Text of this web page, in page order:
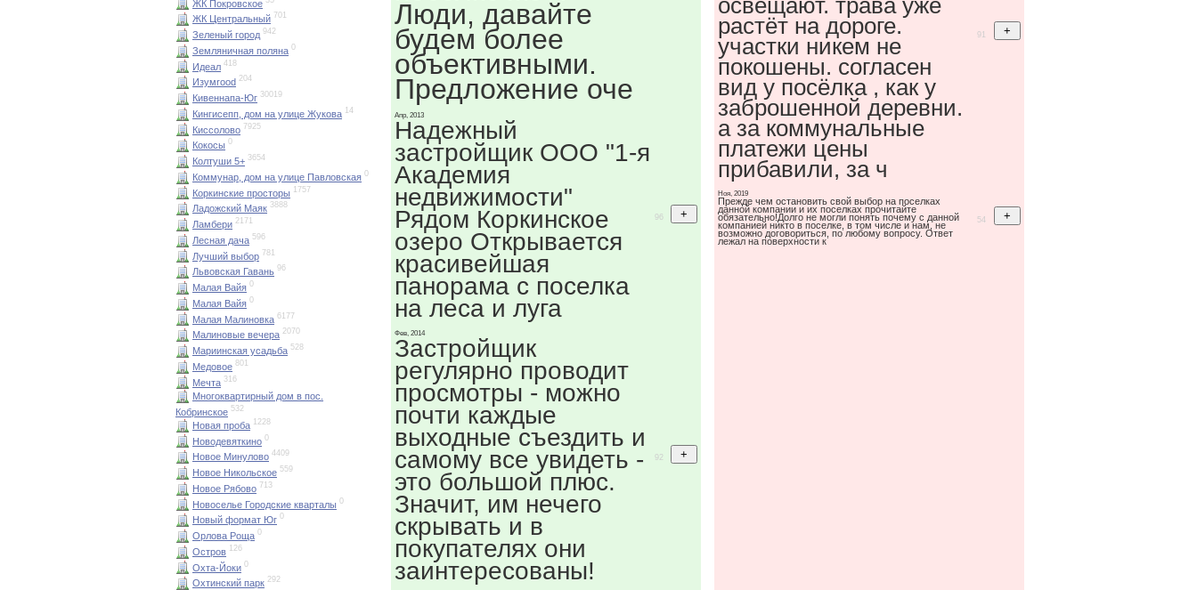
ЖК Покровское
ЖК Центральный 701
Зеленый город 942
Земляничная поляна 0
Идеал 418
Изумrood 204
Кивеннапа-Юг 30019
Кингисепп, дом на улице Жукова 14
Киссолово 7925
Кокосы 0
Колтуши 5+ 3654
Коммунар, дом на улице Павловская 0
Коркинские просторы 1757
Ладожский Маяк 3888
Ламбери 2171
Лесная дача 596
Лучший выбор 781
Львовская Гавань 96
Малая Вайя 0
Малая Вайя 0
Малая Малиновка 6177
Малиновые вечера 2070
Мариинская усадьба 528
Медовое 801
Мечта 316
Многоквартирный дом в пос.
Кобринское 532
Новая проба 1228
Новодевяткино 0
Новое Минулово 4409
Новое Никольское 559
Новое Рябово 713
Новоселье Городские кварталы 0
Новый формат Юг 0
Орлова Роща 0
Остров 126
Охта-Йоки 0
Охтинский парк 292
Люди, давайте
будем более
объективными.
Предложение оче
Апр, 2013
Надежный
застройщик ООО "1-я
Академия
недвижимости"
Рядом Коркинское
озеро Открывается
красивейшая
панорама с поселка
на леса и луга
96
Фев, 2014
Застройщик
регулярно проводит
просмотры - можно
почти каждые
выходные съездить и
самому все увидеть -
это большой плюс.
Значит, им нечего
скрывать и в
покупателях они
заинтересованы!
92
освещают. трава уже
растёт на дороге.
участки никем не
покошены. согласен
вид у посёлка , как у
заброшенной деревни.
а за коммунальные
платежи цены
прибавили, за ч
91
Ноя, 2019
Прежде чем остановить свой выбор на поселках
данной компании и их поселках прочитайте
обязательно!Долго не могли понять почему с данной
компанией никто в поселке, в том числе и нам, не
возможно договориться, по любому вопросу. Ответ
лежал на поверхности к
54